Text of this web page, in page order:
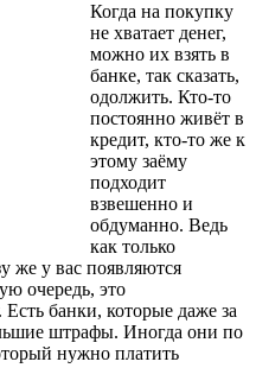
Когда на покупку
не хватает денег,
можно их взять в
банке, так сказать,
одолжить. Кто-то
постоянно живёт в
кредит, кто-то же к
этому заёму
подходит
взвешенно и
обдуманно. Ведь
как только
же у вас появляются
очередь, это
банки, которые даже за
штрафы. Иногда они по
нужно платить